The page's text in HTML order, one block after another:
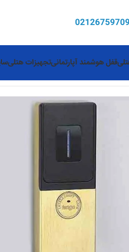
02126759709
قفل هوشمند آپارتمانیتجهیزات هتلی